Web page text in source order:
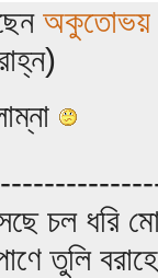
অকুতোভয়
চল ধরি
তুলি